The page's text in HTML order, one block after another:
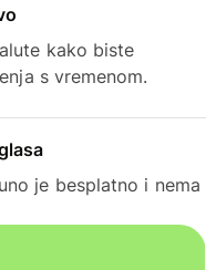
kako biste
s vremenom.
je besplatno i nema